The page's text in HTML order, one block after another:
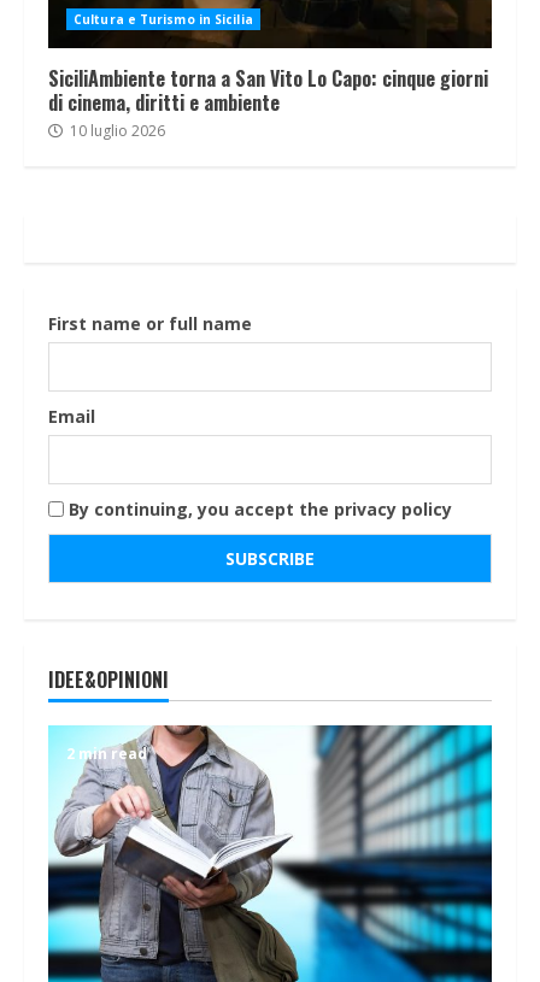
Cultura e Turismo in Sicilia
SiciliAmbiente torna a San Vito Lo Capo: cinque giorni
di cinema, diritti e ambiente
10 luglio 2026
First name or full name
Email
By continuing, you accept the privacy policy
IDEE&OPINIONI
2 min read